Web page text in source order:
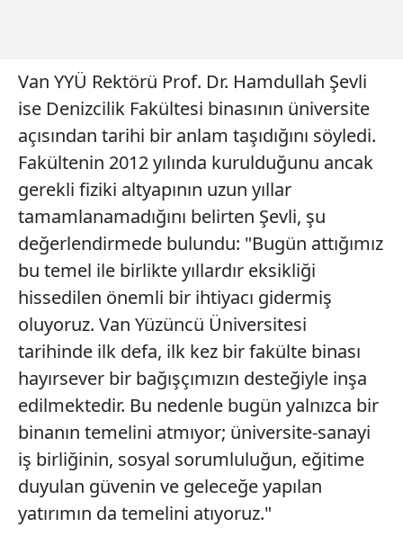
Van YYÜ Rektörü Prof. Dr. Hamdullah Şevli
ise Denizcilik Fakültesi binasının üniversite
açısından tarihi bir anlam taşıdığını söyledi.
Fakültenin 2012 yılında kurulduğunu ancak
gerekli fiziki altyapının uzun yıllar
tamamlanamadığını belirten Şevli, şu
değerlendirmede bulundu: "Bugün attığımız
bu temel ile birlikte yıllardır eksikliği
hissedilen önemli bir ihtiyacı gidermiş
oluyoruz. Van Yüzüncü Üniversitesi
tarihinde ilk defa, ilk kez bir fakülte binası
hayırsever bir bağışçımızın desteğiyle inşa
edilmektedir. Bu nedenle bugün yalnızca bir
binanın temelini atmıyor; üniversite-sanayi
iş birliğinin, sosyal sorumluluğun, eğitime
duyulan güvenin ve geleceğe yapılan
yatırımın da temelini atıyoruz."